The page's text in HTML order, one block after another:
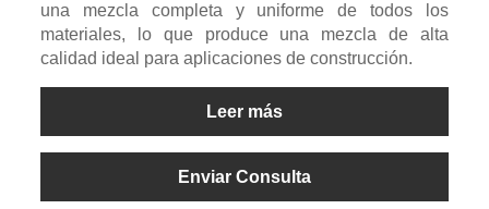
una mezcla completa y uniforme de todos los
materiales, lo que produce una mezcla de alta
calidad ideal para aplicaciones de construcción.
Leer más
Enviar Consulta